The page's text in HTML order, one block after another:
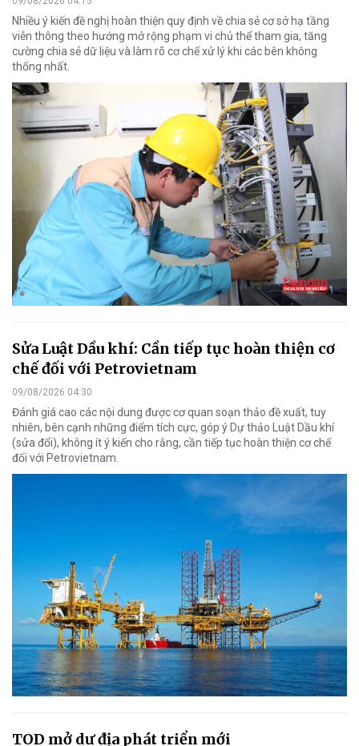
Nhiều ý kiến đề nghị hoàn thiện quy định về chia sẻ cơ sở hạ tầng
viễn thông theo hướng mở rộng phạm vi chủ thể tham gia, tăng
cường chia sẻ dữ liệu và làm rõ cơ chế xử lý khi các bên không
thống nhất.
Sửa Luật Dầu khí: Cần tiếp tục hoàn thiện cơ
chế đối với Petrovietnam
09/08/2026 04:30
Đánh giá cao các nội dung được cơ quan soạn thảo đề xuất, tuy
nhiên, bên cạnh những điểm tích cực, góp ý Dự thảo Luật Dầu khí
(sửa đổi), không ít ý kiến cho rằng, cần tiếp tục hoàn thiện cơ chế
đối với Petrovietnam.
TOD mở dư địa phát triển mới